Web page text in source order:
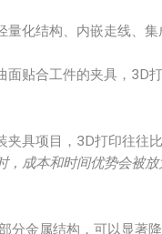
化结构、内嵌走线、
贴合工件的夹具，3D打
具项目，3D打印往往
成本和时间优势会被放
分金属结构，可以显著